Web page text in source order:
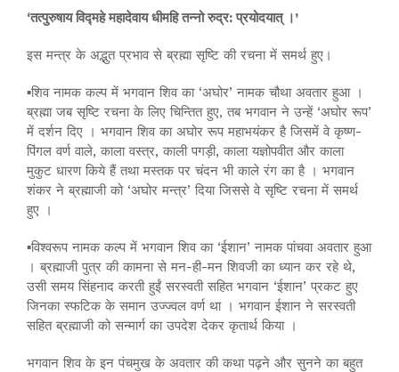
‘तत्पुरुषाय विद्महे महादेवाय धीमहि तन्नो रुद्र: प्रयोदयात् ।’
इस मन्त्र के अद्भुत प्रभाव से ब्रह्मा सृष्टि की रचना में समर्थ हुए।
▪️शिव नामक कल्प में भगवान शिव का ‘अघोर’ नामक चौथा अवतार हुआ ।
ब्रह्मा जब सृष्टि रचना के लिए चिन्तित हुए, तब भगवान ने उन्हें ‘अघोर रूप’
में दर्शन दिए । भगवान शिव का अघोर रूप महाभयंकर है जिसमें वे कृष्ण-
पिंगल वर्ण वाले, काला वस्त्र, काली पगड़ी, काला यज्ञोपवीत और काला
मुकुट धारण किये हैं तथा मस्तक पर चंदन भी काले रंग का है । भगवान
शंकर ने ब्रह्माजी को ‘अघोर मन्त्र’ दिया जिससे वे सृष्टि रचना में समर्थ
हुए ।
▪️विश्वरूप नामक कल्प में भगवान शिव का ‘ईशान’ नामक पांचवा अवतार हुआ
। ब्रह्माजी पुत्र की कामना से मन-ही-मन शिवजी का ध्यान कर रहे थे,
उसी समय सिंहनाद करती हुईं सरस्वती सहित भगवान ‘ईशान’ प्रकट हुए
जिनका स्फटिक के समान उज्ज्वल वर्ण था । भगवान ईशान ने सरस्वती
सहित ब्रह्माजी को सन्मार्ग का उपदेश देकर कृतार्थ किया ।
भगवान शिव के इन पंचमुख के अवतार की कथा पढ़ने और सुनने का बहुत